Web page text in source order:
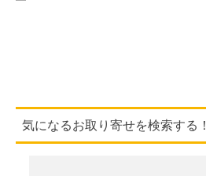
気になるお取り寄せを検索する！